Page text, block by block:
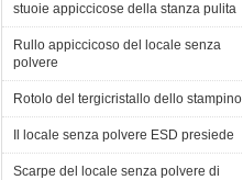
stuoie appiccicose della stanza pulita
Rullo appiccicoso del locale senza
polvere
Rotolo del tergicristallo dello stampino
Il locale senza polvere ESD presiede
Scarpe del locale senza polvere di